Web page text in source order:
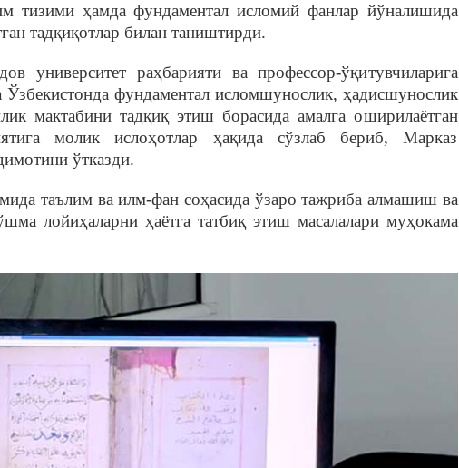
тизими ҳамда фундаментал исломий фанлар йўналишида
тадқиқотлар билан таништирди.
университет раҳбарияти ва профессор-ўқитувчиларига
Ўзбекистонда фундаментал исломшунослик, ҳадисшунослик
мактабини тадқиқ этиш борасида амалга оширилаётган
молик ислоҳотлар ҳақида сўзлаб бериб, Марказ
ўтказди.
таълим ва илм-фан соҳасида ўзаро тажриба алмашиш ва
лойиҳаларни ҳаётга татбиқ этиш масалалари муҳокама